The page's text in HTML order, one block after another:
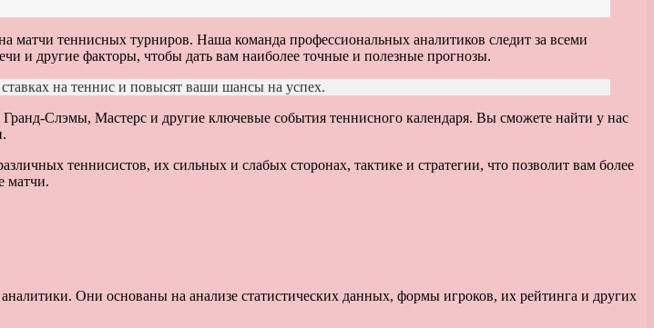
матчи теннисных турниров. Наша команда профессиональных аналитиков следит за всеми
и другие факторы, чтобы дать вам наиболее точные и полезные прогнозы.
на теннис и повысят ваши шансы на успех.
Слэмы, Мастерс и другие ключевые события теннисного календаря. Вы сможете найти у нас
теннисистов, их сильных и слабых сторонах, тактике и стратегии, что позволит вам более
матчи.
Они основаны на анализе статистических данных, формы игроков, их рейтинга и других